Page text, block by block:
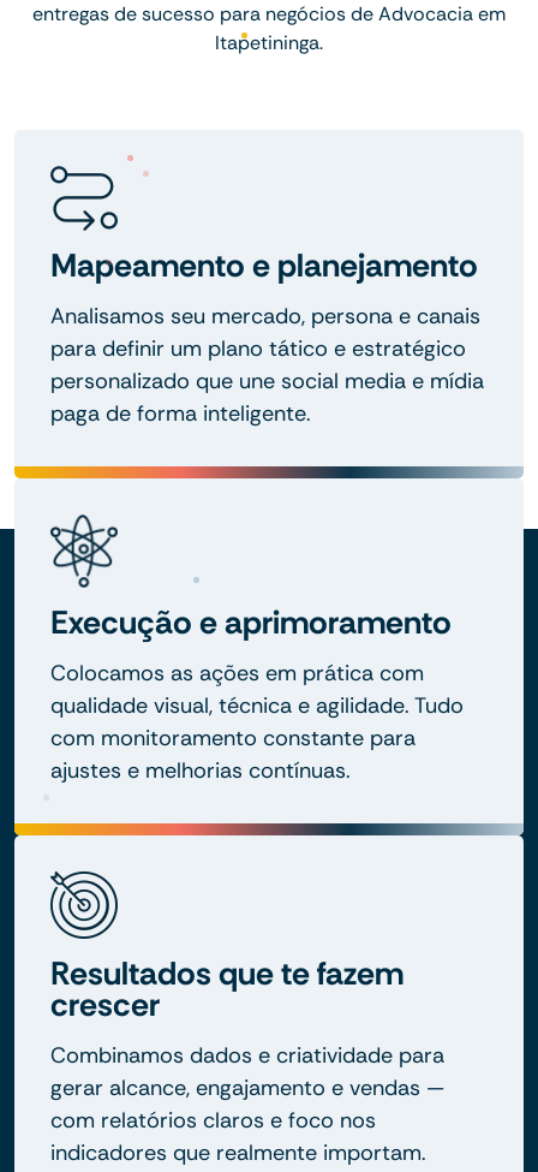
entregas de sucesso para negócios de Advocacia em
Itapetininga.
Mapeamento e planejamento
Analisamos seu mercado, persona e canais
para definir um plano tático e estratégico
personalizado que une social media e mídia
paga de forma inteligente.
Execução e aprimoramento
Colocamos as ações em prática com
qualidade visual, técnica e agilidade. Tudo
com monitoramento constante para
ajustes e melhorias contínuas.
Resultados que te fazem
crescer
Combinamos dados e criatividade para
gerar alcance, engajamento e vendas —
com relatórios claros e foco nos
indicadores que realmente importam.